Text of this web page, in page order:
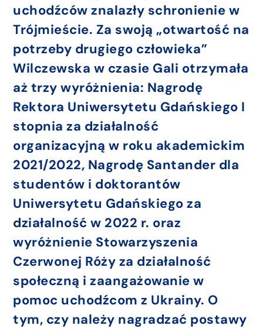
uchodźców znalazły schronienie w
Trójmieście. Za swoją „otwartość na
potrzeby drugiego człowieka”
Wilczewska w czasie Gali otrzymała
aż trzy wyróżnienia: Nagrodę
Rektora Uniwersytetu Gdańskiego I
stopnia za działalność
organizacyjną w roku akademickim
2021/2022, Nagrodę Santander dla
studentów i doktorantów
Uniwersytetu Gdańskiego za
działalność w 2022 r. oraz
wyróżnienie Stowarzyszenia
Czerwonej Róży za działalność
społeczną i zaangażowanie w
pomoc uchodźcom z Ukrainy. O
tym, czy należy nagradzać postawy